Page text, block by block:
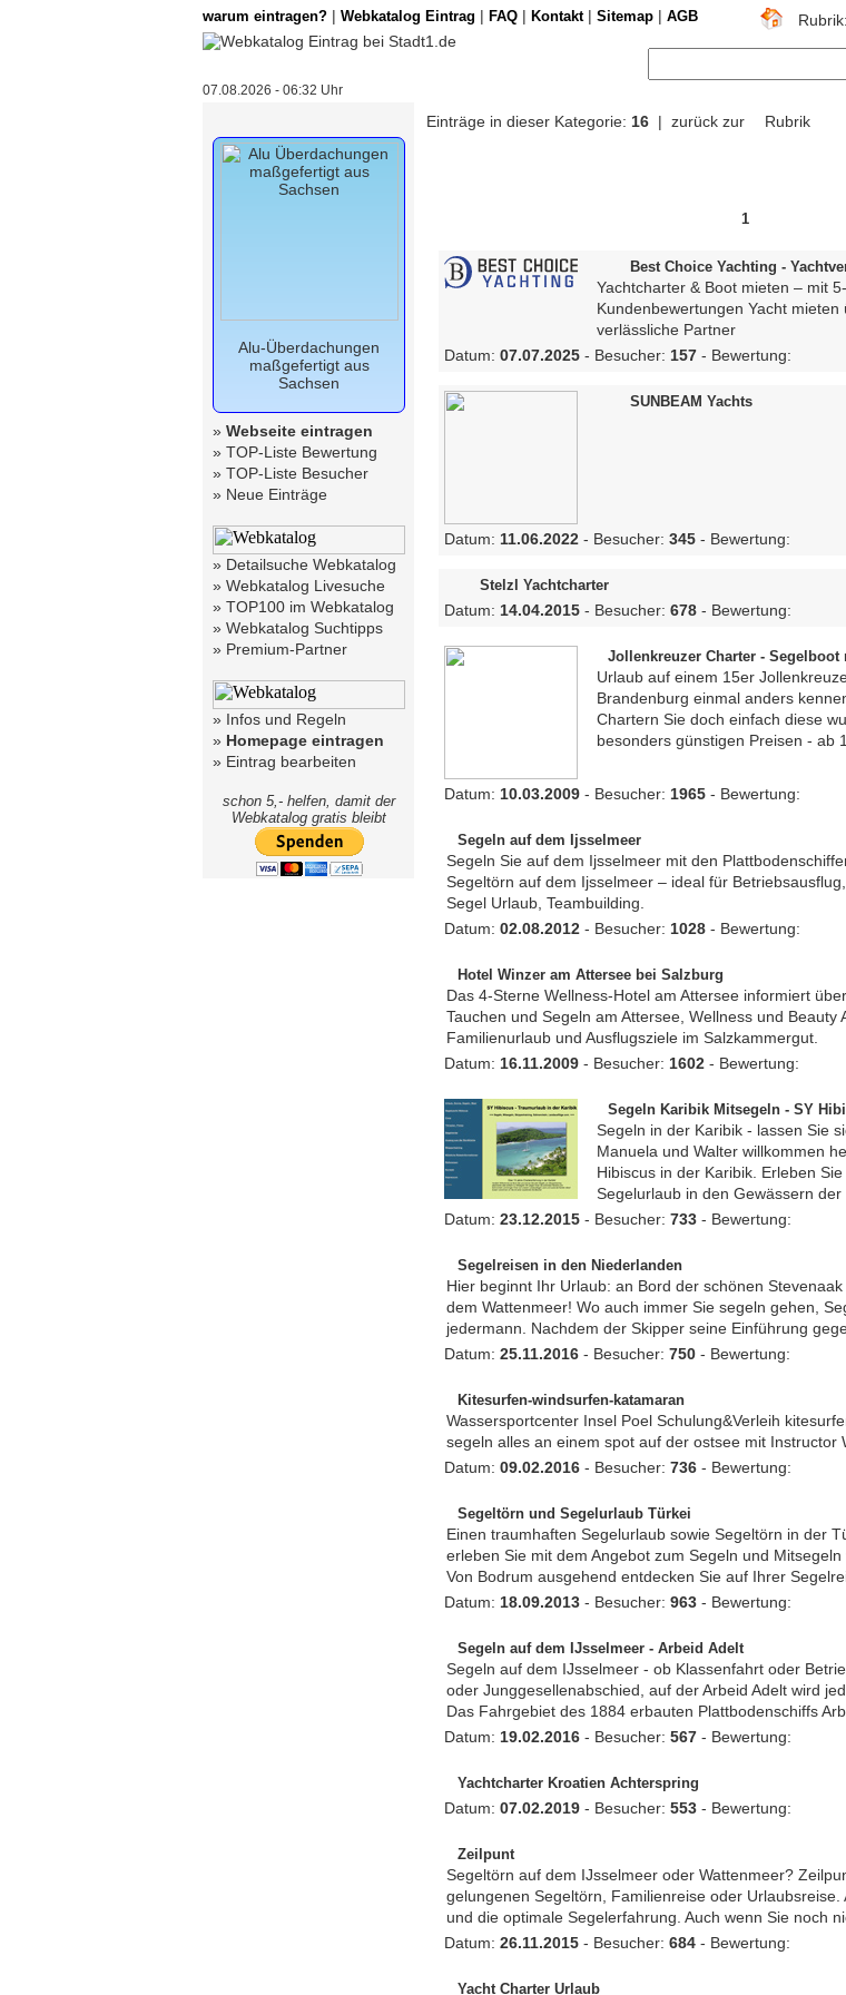
warum eintragen? | Webkatalog Eintrag | FAQ | Kontakt| Sitemap | AGB
07.08.2026 - 06:32 Uhr
Alu-Überdachungen
maßgefertigt aus
Sachsen
» Webseite eintragen
» TOP-Liste Bewertung
» TOP-Liste Besucher
» Neue Einträge
» Detailsuche Webkatalog
» Webkatalog Livesuche
» TOP100 im Webkatalog
» Webkatalog Suchtipps
» Premium-Partner
» Infos und Regeln
» Homepage eintragen
» Eintrag bearbeiten
schon 5,- helfen, damit der
Webkatalog gratis bleibt
Einträge in dieser Kategorie: 16 | zurück zur Rubrik
1
Best Choice Yachting -
Yachtcharter & Boot mieten – mit
Kundenbewertungen Yacht mieten
verlässliche Partner
Datum: 07.07.2025 - Besucher: 157 - Bewertung:
SUNBEAM Yachts
Datum: 11.06.2022 - Besucher: 345 - Bewertung:
Stelzl Yachtcharter
Datum: 14.04.2015 - Besucher: 678 - Bewertung:
Jollenkreuzer Charter - Segelboot
Urlaub auf einem 15er
Brandenburg einmal anders
Chartern Sie doch einfach diese
besonders günstigen Preisen - ab
Datum: 10.03.2009 - Besucher: 1965 - Bewertung:
Segeln auf dem Ijsselmeer
Segeln Sie auf dem Ijsselmeer mit den
Segeltörn auf dem Ijsselmeer – ideal für
Segel Urlaub, Teambuilding.
Datum: 02.08.2012 - Besucher: 1028 - Bewertung:
Hotel Winzer am Attersee bei Salzburg
Das 4-Sterne Wellness-Hotel am Attersee informiert
Tauchen und Segeln am Attersee, Wellness und Beauty
Familienurlaub und Ausflugsziele im Salzkammergut.
Datum: 16.11.2009 - Besucher: 1602 - Bewertung:
Segeln Karibik Mitsegeln - SY
Segeln in der Karibik - lassen Sie
Manuela und Walter willkommen
Hibiscus in der Karibik. Erleben
Segelurlaub in den Gewässern der
Datum: 23.12.2015 - Besucher: 733 - Bewertung:
Segelreisen in den Niederlanden
Hier beginnt Ihr Urlaub: an Bord der schönen
dem Wattenmeer! Wo auch immer Sie segeln gehen,
jedermann. Nachdem der Skipper seine Einführung
Datum: 25.11.2016 - Besucher: 750 - Bewertung:
Kitesurfen-windsurfen-katamaran
Wassersportcenter Insel Poel Schulung&Verleih
segeln alles an einem spot auf der ostsee mit Instructor
Datum: 09.02.2016 - Besucher: 736 - Bewertung:
Segeltörn und Segelurlaub Türkei
Einen traumhaften Segelurlaub sowie Segeltörn in der
erleben Sie mit dem Angebot zum Segeln und Mitsegeln
Von Bodrum ausgehend entdecken Sie auf Ihrer
Datum: 18.09.2013 - Besucher: 963 - Bewertung:
Segeln auf dem IJsselmeer - Arbeid Adelt
Segeln auf dem IJsselmeer - ob Klassenfahrt oder
oder Junggesellenabschied, auf der Arbeid Adelt wird
Das Fahrgebiet des 1884 erbauten Plattbodenschiffs
Datum: 19.02.2016 - Besucher: 567 - Bewertung:
Yachtcharter Kroatien Achterspring
Datum: 07.02.2019 - Besucher: 553 - Bewertung:
Zeilpunt
Segeltörn auf dem IJsselmeer oder Wattenmeer?
gelungenen Segeltörn, Familienreise oder Urlaubsreise.
und die optimale Segelerfahrung. Auch wenn Sie noch
Datum: 26.11.2015 - Besucher: 684 - Bewertung:
Yacht Charter Urlaub